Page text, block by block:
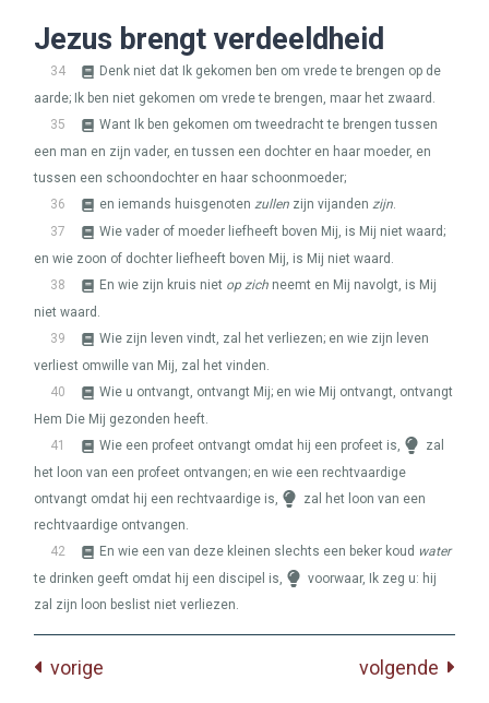
Jezus brengt verdeeldheid
34
Denk niet dat Ik gekomen ben om vrede te brengen op de
aarde; Ik ben niet gekomen om vrede te brengen, maar het zwaard.
35
Want Ik ben gekomen om tweedracht te brengen tussen
een man en zijn vader, en tussen een dochter en haar moeder, en
tussen een schoondochter en haar schoonmoeder;
36
en iemands huisgenoten zullen zijn vijanden zijn.
37
Wie vader of moeder liefheeft boven Mij, is Mij niet waard;
en wie zoon of dochter liefheeft boven Mij, is Mij niet waard.
38
En wie zijn kruis niet op zich neemt en Mij navolgt, is Mij
niet waard.
39
Wie zijn leven vindt, zal het verliezen; en wie zijn leven
verliest omwille van Mij, zal het vinden.
40
Wie u ontvangt, ontvangt Mij; en wie Mij ontvangt, ontvangt
Hem Die Mij gezonden heeft.
41
Wie een profeet ontvangt omdat hij een profeet is,
zal
het loon van een profeet ontvangen; en wie een rechtvaardige
ontvangt omdat hij een rechtvaardige is,
zal het loon van een
rechtvaardige ontvangen.
42
En wie een van deze kleinen slechts een beker koud water
te drinken geeft omdat hij een discipel is,
voorwaar, Ik zeg u: hij
zal zijn loon beslist niet verliezen.
vorige volgende